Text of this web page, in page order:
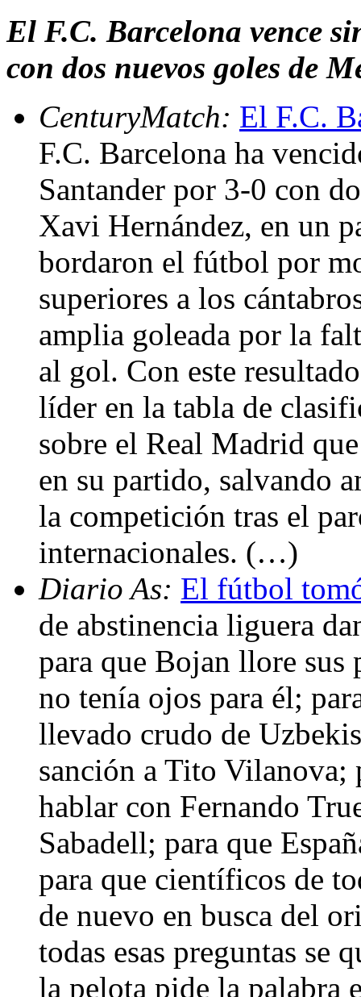
El F.C. Barcelona vence
con dos nuevos goles de
CenturyMatch: El F.C.
F.C. Barcelona ha
Santander por 3-0 con
Xavi Hernández, en un
bordaron el fútbol por
superiores a los
amplia goleada por la
al gol. Con este
líder en la tabla de
sobre el Real Madrid
en su partido, salvando
la competición tras el
internacionales. (…)
Diario As: El fútbol
de abstinencia liguera
para que Bojan llore sus
no tenía ojos para él;
llevado crudo de
sanción a Tito Vilanova;
hablar con Fernando
Sabadell; para que
para que científicos de
de nuevo en busca del
todas esas preguntas se
la pelota pide la palabra